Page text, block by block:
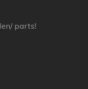
parts!